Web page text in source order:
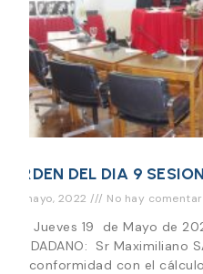
ORDEN DEL DIA 9
17 mayo, 2022 No hay
Día Jueves 19 de Mayo de
CIUDADANO: Sr Maximiliano
Disconformidad con el